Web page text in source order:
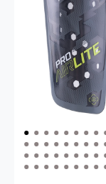
Опт 2(36%)
Опт 1(38%) -